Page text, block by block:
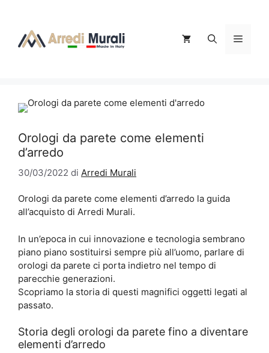
contenuto
Menu
Orologi da parete come elementi
d’arredo
30/03/2022 di Arredi Murali
Orologi da parete come elementi d’arredo la guida
all’acquisto di Arredi Murali.
In un’epoca in cui innovazione e tecnologia sembrano
piano piano sostituirsi sempre più all’uomo, parlare di
orologi da parete ci porta indietro nel tempo di
parecchie generazioni.
Scopriamo la storia di questi magnifici oggetti legati al
passato.
Storia degli orologi da parete fino a diventare
elementi d’arredo